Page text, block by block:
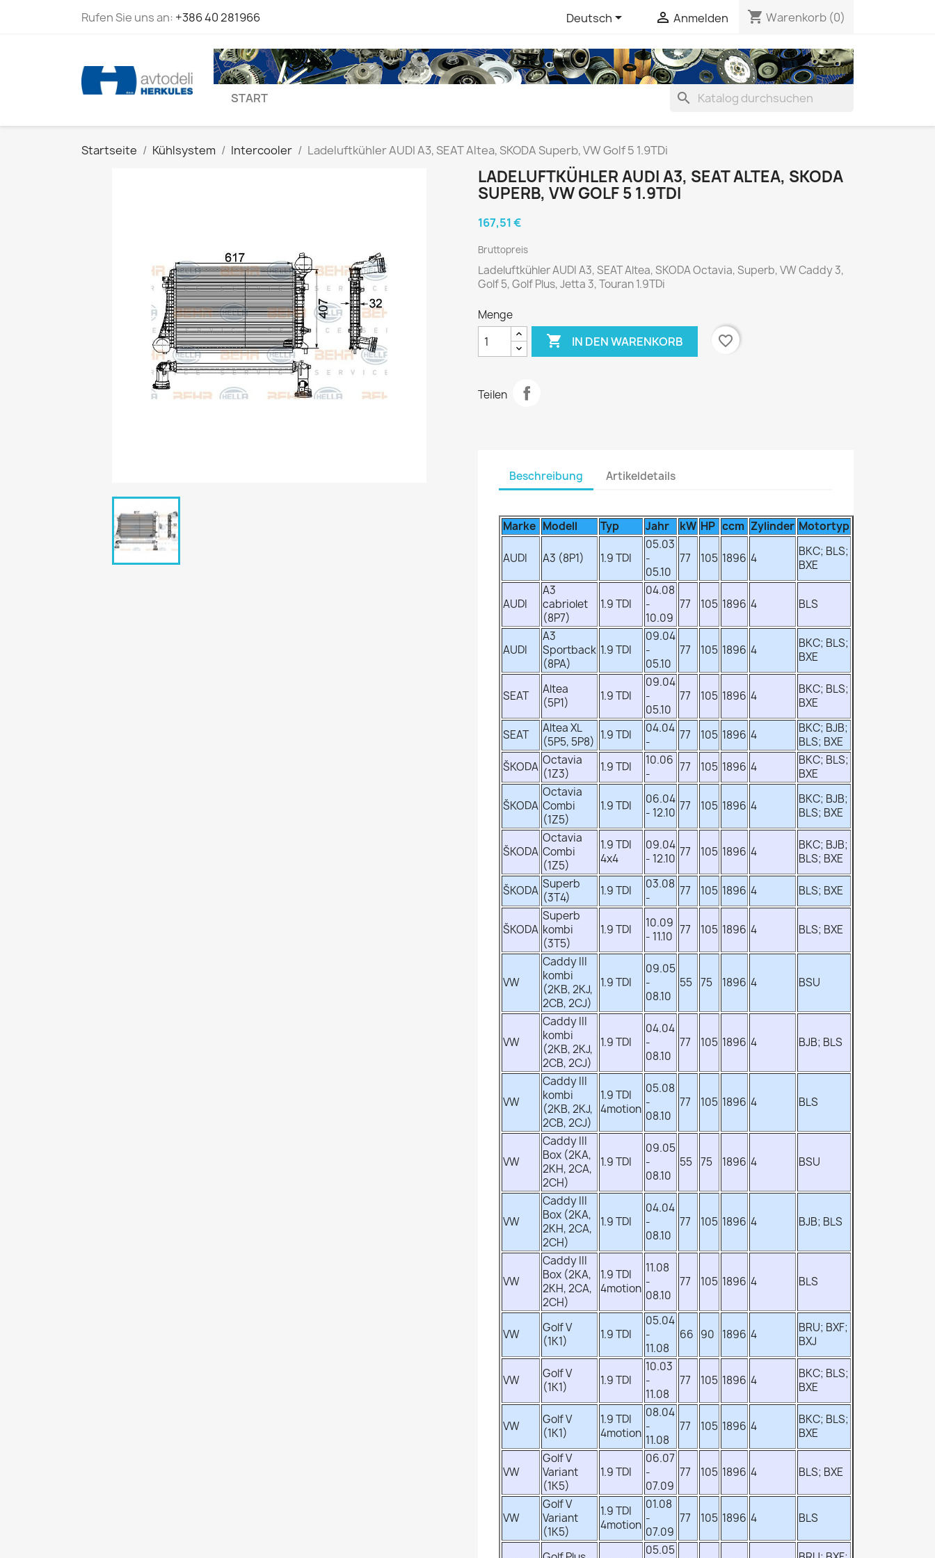
Rufen Sie uns an: +386 40 281966 Deutsch  Anmelden shopping_cart Warenkorb (0)
START search
Startseite Kühlsystem Intercooler Ladeluftkühler AUDI A3, SEAT Altea, SKODA Superb, VW Golf 5 1.9TDi
LADELUFTKÜHLER AUDI A3, SEAT ALTEA, SKODA
SUPERB, VW GOLF 5 1.9TDI
167,51 €
Bruttopreis
Ladeluftkühler AUDI A3, SEAT Altea, SKODA Octavia, Superb, VW Caddy 3,
Golf 5, Golf Plus, Jetta 3, Touran 1.9TDi
Menge
 IN DEN WARENKORB favorite_border
Teilen
Beschreibung Artikeldetails
Marke Modell Typ Jahr kW HP ccm Zylinder Motortyp
AUDI A3 (8P1) 1.9 TDI
05.03
-
05.10
77 105 1896 4
BKC; BLS;
BXE
AUDI
A3
cabriolet
(8P7)
1.9 TDI
04.08
-
10.09
77 105 1896 4 BLS
AUDI
A3
Sportback
(8PA)
1.9 TDI
09.04
-
05.10
77 105 1896 4
BKC; BLS;
BXE
SEAT
Altea
(5P1)
1.9 TDI
09.04
-
05.10
77 105 1896 4
BKC; BLS;
BXE
SEAT
Altea XL
(5P5, 5P8) 1.9 TDI
04.04
-
77 105 1896 4
BKC; BJB;
BLS; BXE
ŠKODA Octavia
(1Z3)
1.9 TDI
10.06
-
77 105 1896 4
BKC; BLS;
BXE
ŠKODA
Octavia
Combi
(1Z5)
1.9 TDI
06.04
- 12.10 77 105 1896 4
BKC; BJB;
BLS; BXE
ŠKODA
Octavia
Combi
(1Z5)
1.9 TDI
4x4
09.04
- 12.10 77 105 1896 4
BKC; BJB;
BLS; BXE
ŠKODA Superb
(3T4)
1.9 TDI
03.08
-
77 105 1896 4 BLS; BXE
ŠKODA
Superb
kombi
(3T5)
1.9 TDI
10.09
- 11.10 77 105 1896 4 BLS; BXE
VW
Caddy III
kombi
(2KB, 2KJ,
2CB, 2CJ)
1.9 TDI
09.05
-
08.10
55 75 1896 4 BSU
VW
Caddy III
kombi
(2KB, 2KJ,
2CB, 2CJ)
1.9 TDI
04.04
-
08.10
77 105 1896 4 BJB; BLS
VW
Caddy III
kombi
(2KB, 2KJ,
2CB, 2CJ)
1.9 TDI
4motion
05.08
-
08.10
77 105 1896 4 BLS
VW
Caddy III
Box (2KA,
2KH, 2CA,
2CH)
1.9 TDI
09.05
-
08.10
55 75 1896 4 BSU
VW
Caddy III
Box (2KA,
2KH, 2CA,
2CH)
1.9 TDI
04.04
-
08.10
77 105 1896 4 BJB; BLS
VW
Caddy III
Box (2KA,
2KH, 2CA,
2CH)
1.9 TDI
4motion
11.08
-
08.10
77 105 1896 4 BLS
VW
Golf V
(1K1)
1.9 TDI
05.04
-
11.08
66 90 1896 4
BRU; BXF;
BXJ
VW
Golf V
(1K1)
1.9 TDI
10.03
-
11.08
77 105 1896 4
BKC; BLS;
BXE
VW
Golf V
(1K1)
1.9 TDI
4motion
08.04
-
11.08
77 105 1896 4
BKC; BLS;
BXE
VW
Golf V
Variant
(1K5)
1.9 TDI
06.07
-
07.09
77 105 1896 4 BLS; BXE
VW
Golf V
Variant
(1K5)
1.9 TDI
4motion
01.08
-
07.09
77 105 1896 4 BLS
05.05